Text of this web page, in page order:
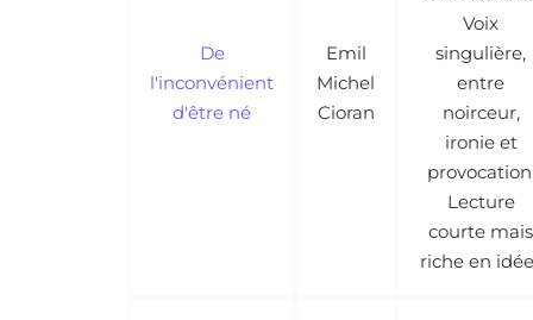
De
l'inconvénient
d'être né
Emil
Michel
Cioran
Voix
singulière,
entre
noirceur,
ironie et
Lecture
courte mais
riche en